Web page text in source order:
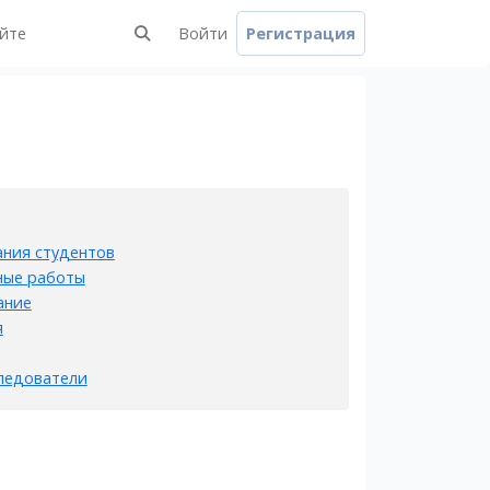
Войти Регистрация
студентов
работы